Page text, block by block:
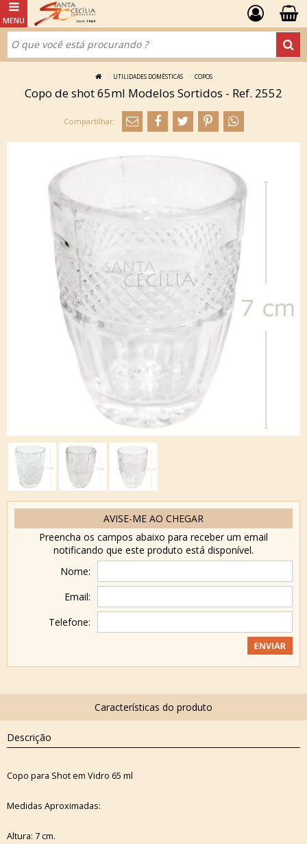
UTILIDADES DOMÉSTICAS COPOS
Copo de shot 65ml Modelos Sortidos - Ref. 2552
AVISE-ME AO CHEGAR
Preencha os campos abaixo para receber um email
notificando que este produto está disponível.
Nome:
Email:
Telefone:
Descrição
Copo para Shot em Vidro 65 ml
Medidas Aproximadas:
Altura: 7 cm.